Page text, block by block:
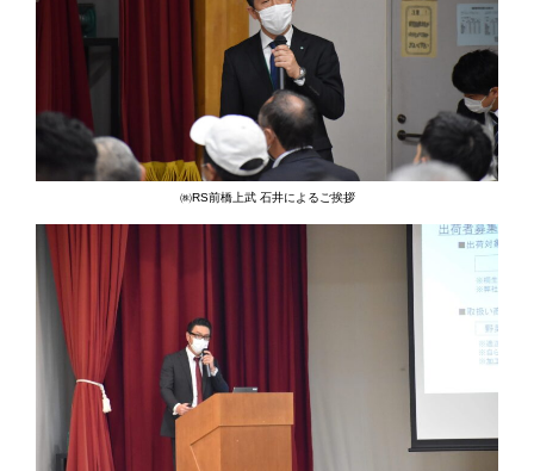
㈱RS前橋上武 石井によるご挨拶